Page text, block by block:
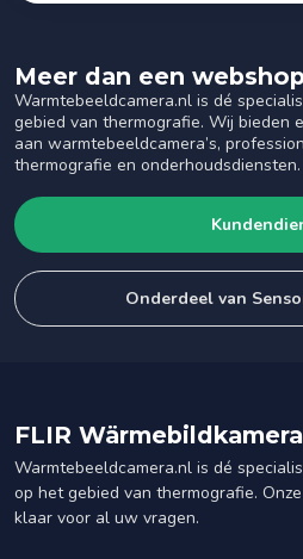
Meer dan een webshop
Warmtebeeldcamera.nl is dé
gebied van thermografie. Wij bieden
aan warmtebeeldcamera’s,
thermografie en onderhoudsdiensten.
Onderdeel van
FLIR
Warmtebeeldcamera.nl is dé
op het gebied van thermografie.
klaar voor al uw vragen.